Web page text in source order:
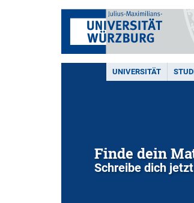
UNIVERSITÄT
Finde dein
Schreibe dich